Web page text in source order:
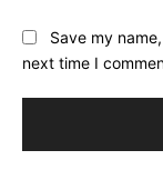
Save my
next time I